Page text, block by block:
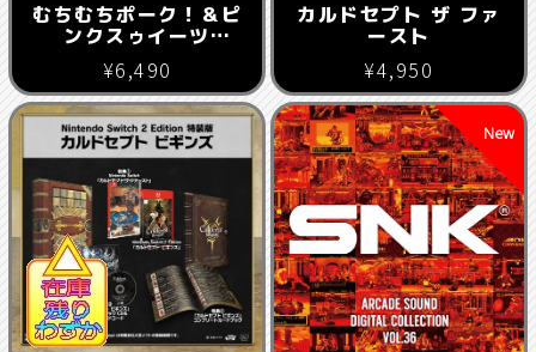
むちむちポーク！＆ピ
ンクスゥイーツ
Boosted
¥6,490
カルドセプト ザ ファ
ースト
¥4,950